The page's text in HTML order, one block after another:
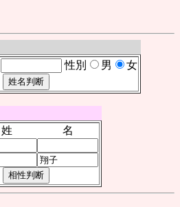
性別 男 女
姓
名